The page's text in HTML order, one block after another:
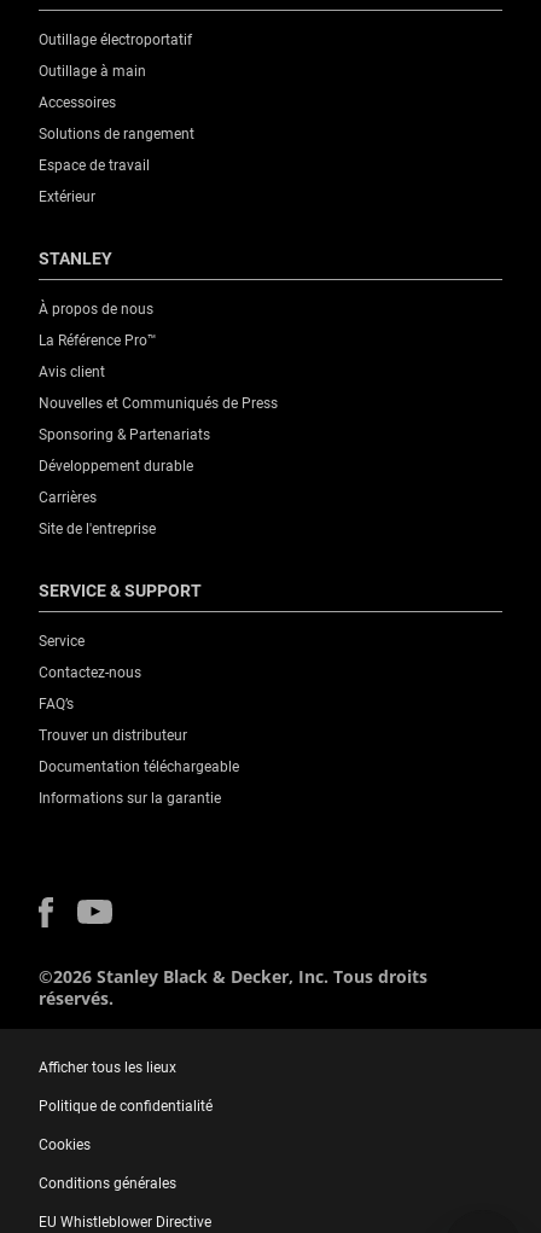
Outillage électroportatif
Outillage à main
Accessoires
Solutions de rangement
Espace de travail
Extérieur
STANLEY
À propos de nous
La Référence Pro™
Avis client
Nouvelles et Communiqués de Press
Sponsoring & Partenariats
Développement durable
Carrières
Site de l'entreprise
SERVICE & SUPPORT
Service
Contactez-nous
FAQ’s
Trouver un distributeur
Documentation téléchargeable
Informations sur la garantie
©2026 Stanley Black & Decker, Inc. Tous droits
réservés.
Afficher tous les lieux
Politique de confidentialité
Cookies
Conditions générales
EU Whistleblower Directive